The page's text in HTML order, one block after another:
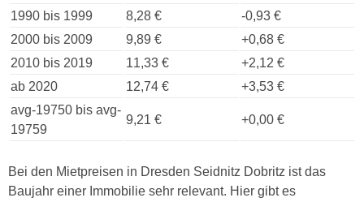
1990 bis 1999
8,28 €
-0,93 €
2000 bis 2009
9,89 €
+0,68 €
2010 bis 2019
11,33 €
+2,12 €
ab 2020
12,74 €
+3,53 €
avg-19750 bis avg-
19759
9,21 € +0,00 €
Bei den Mietpreisen in Dresden Seidnitz Dobritz ist das
Baujahr einer Immobilie sehr relevant. Hier gibt es